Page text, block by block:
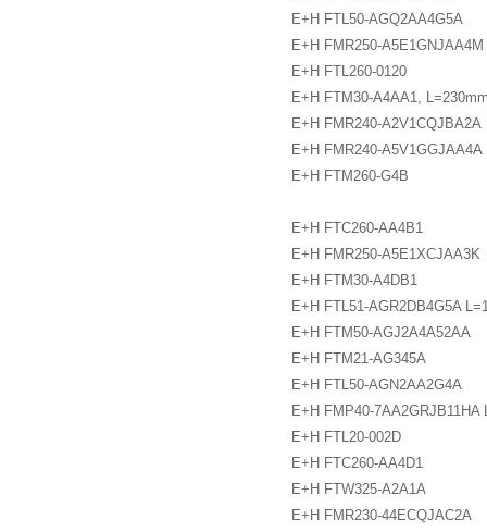
E+H FTL50-AGQ2AA4G5A
E+H FMR250-A5E1GNJAA4M
E+H FTL260-0120
E+H FTM30-A4AA1,
E+H FMR240-A2V1CQJBA2A
E+H FMR240-A5V1GGJAA4A
E+H FTM260-G4B
E+H FTC260-AA4B1
E+H FMR250-A5E1XCJAA3K
E+H FTM30-A4DB1
E+H FTL51-AGR2DB4G5A
E+H FTM50-AGJ2A4A52AA
E+H FTM21-AG345A
E+H FTL50-AGN2AA2G4A
E+H FMP40-7AA2GRJB11HA
E+H FTL20-002D
E+H FTC260-AA4D1
E+H FTW325-A2A1A
E+H FMR230-44ECQJAC2A